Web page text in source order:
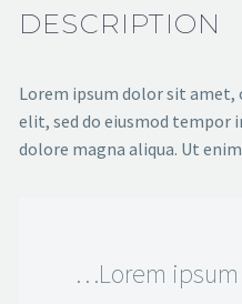
DESCRIPTION
Lorem ipsum dolor sit amet,
elit, sed do eiusmod tempor
dolore magna aliqua. Ut
…Lorem